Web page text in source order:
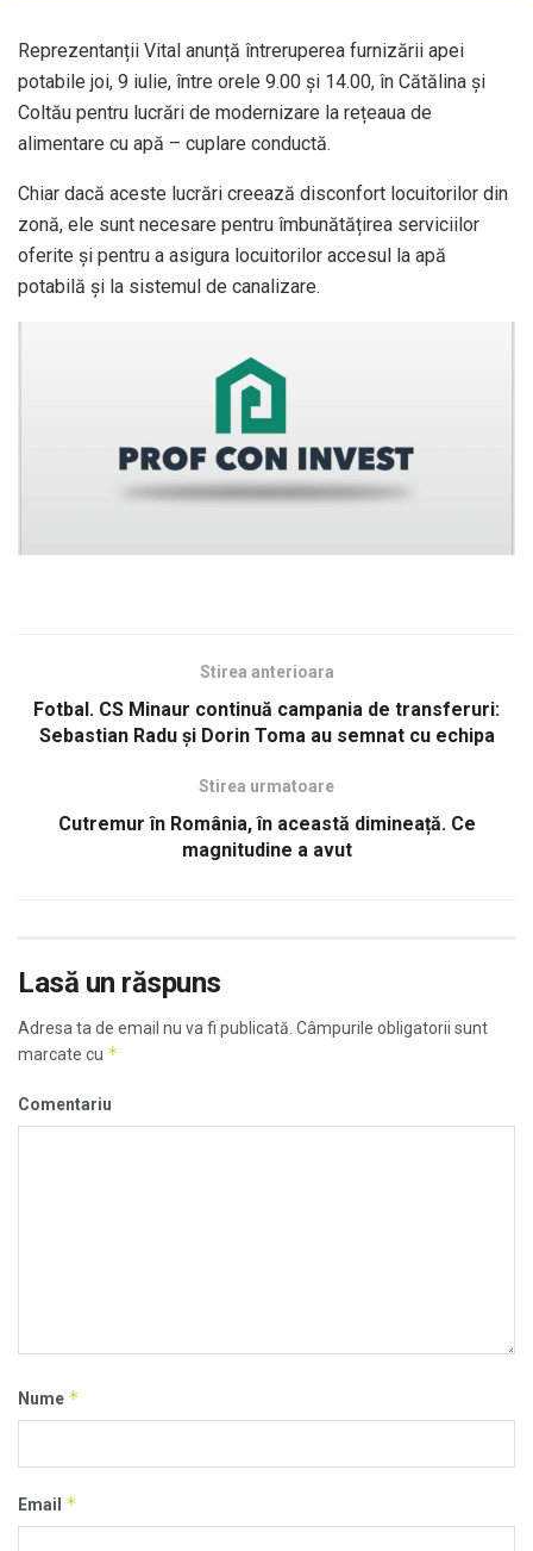
Reprezentanții Vital anunță întreruperea furnizării apei
potabile joi, 9 iulie, între orele 9.00 și 14.00, în Cătălina și
Coltău pentru lucrări de modernizare la rețeaua de
alimentare cu apă – cuplare conductă.
Chiar dacă aceste lucrări creează disconfort locuitorilor din
zonă, ele sunt necesare pentru îmbunătățirea serviciilor
oferite și pentru a asigura locuitorilor accesul la apă
potabilă și la sistemul de canalizare.
Stirea anterioara
Fotbal. CS Minaur continuă campania de transferuri:
Sebastian Radu și Dorin Toma au semnat cu echipa
Stirea urmatoare
Cutremur în România, în această dimineață. Ce
magnitudine a avut
Lasă un răspuns
Adresa ta de email nu va fi publicată. Câmpurile obligatorii sunt
marcate cu *
Comentariu
Nume *
Email *